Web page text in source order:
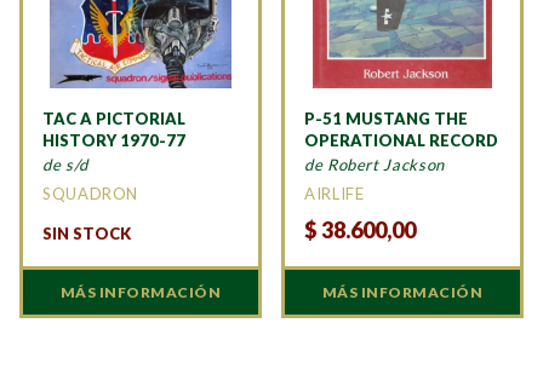
TAC A PICTORIAL
HISTORY 1970-77
de s/d
SQUADRON
SIN STOCK
MÁS INFORMACIÓN
P-51 MUSTANG THE
OPERATIONAL RECORD
de Robert Jackson
AIRLIFE
$38.600,00
MÁS INFORMACIÓN